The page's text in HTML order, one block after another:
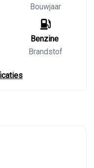
Bouwjaar
Benzine
Brandstof